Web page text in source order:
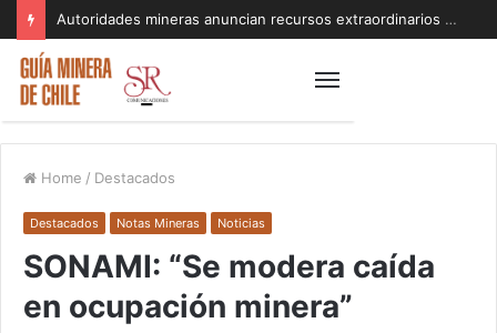
Autoridades mineras anuncian recursos extraordinarios para pequeños mineros afectados por el sistema frontal en Coquimbo y Atacama
Home / Destacados
Destacados Notas Mineras Noticias
SONAMI: “Se modera caída
en ocupación minera”